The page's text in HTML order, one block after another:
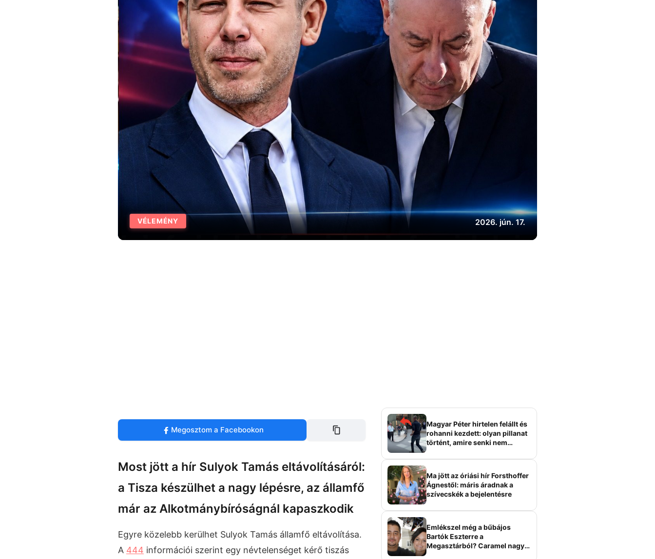
VÉLEMÉNY 2026. jún. 17.
Megosztom a Facebookon
Most jött a hír Sulyok Tamás eltávolításáról:
a Tisza készülhet a nagy lépésre, az államfő
már az Alkotmánybíróságnál kapaszkodik
Egyre közelebb kerülhet Sulyok Tamás államfő eltávolítása.
A 444 információi szerint egy névtelenséget kérő tiszás
Magyar Péter hirtelen felállt és
rohanni kezdett: olyan pillanat
történt, amire senki nem
Ma jött az óriási hír Forsthoffer
Ágnestől: máris áradnak a
szívecskék a bejelentésre
Emlékszel még a bűbájos
Bartók Eszterre a
Megasztárból? Caramel nagy